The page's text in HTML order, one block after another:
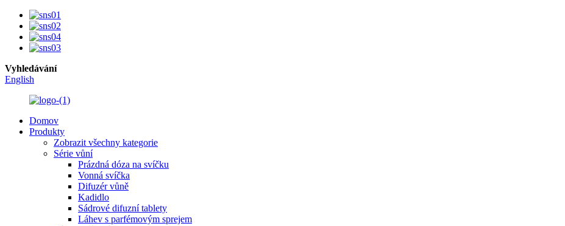
Vyhledávání
English
Domov
Produkty
Zobrazit všechny kategorie
Série vůní
Prázdná dóza na svíčku
Vonná svíčka
Difuzér vůně
Kadidlo
Sádrové difuzní tablety
Láhev s parfémovým sprejem